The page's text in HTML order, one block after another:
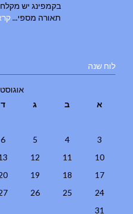
בקמפינג יש
תאורה מספי...
לוח שנה
אוגוסט 2026
א
ב ג ד
3
4
5
6
10
11
12
17
18
19
24
25
26
31